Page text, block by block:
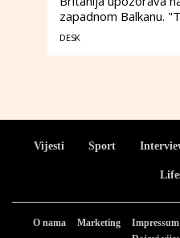
zapadnom Balkanu.
DESK
Vijesti Sport
O nama Marketing Impressum